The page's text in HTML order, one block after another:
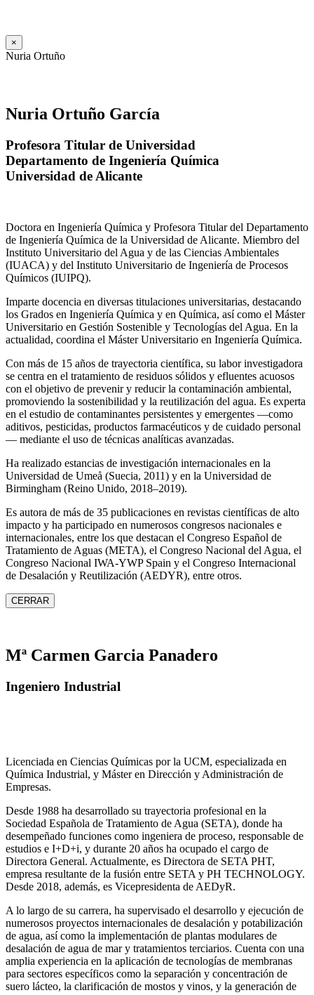
×
Nuria Ortuño
Nuria Ortuño García
Profesora Titular de Universidad
Departamento de Ingeniería Química
Universidad de Alicante
Doctora en Ingeniería Química y Profesora Titular del Departamento
de Ingeniería Química de la Universidad de Alicante. Miembro del
Instituto Universitario del Agua y de las Ciencias Ambientales
(IUACA) y del Instituto Universitario de Ingeniería de Procesos
Químicos (IUIPQ).
Imparte docencia en diversas titulaciones universitarias, destacando
los Grados en Ingeniería Química y en Química, así como el Máster
Universitario en Gestión Sostenible y Tecnologías del Agua. En la
actualidad, coordina el Máster Universitario en Ingeniería Química.
Con más de 15 años de trayectoria científica, su labor investigadora
se centra en el tratamiento de residuos sólidos y efluentes acuosos
con el objetivo de prevenir y reducir la contaminación ambiental,
promoviendo la sostenibilidad y la reutilización del agua. Es experta
en el estudio de contaminantes persistentes y emergentes —como
aditivos, pesticidas, productos farmacéuticos y de cuidado personal
— mediante el uso de técnicas analíticas avanzadas.
Ha realizado estancias de investigación internacionales en la
Universidad de Umeå (Suecia, 2011) y en la Universidad de
Birmingham (Reino Unido, 2018–2019).
Es autora de más de 35 publicaciones en revistas científicas de alto
impacto y ha participado en numerosos congresos nacionales e
internacionales, entre los que destacan el Congreso Español de
Tratamiento de Aguas (META), el Congreso Nacional del Agua, el
Congreso Nacional IWA‑YWP Spain y el Congreso Internacional
de Desalación y Reutilización (AEDYR), entre otros.
CERRAR
Mª Carmen Garcia Panadero
Ingeniero Industrial
Licenciada en Ciencias Químicas por la UCM, especializada en
Química Industrial, y Máster en Dirección y Administración de
Empresas.
Desde 1988 ha desarrollado su trayectoria profesional en la
Sociedad Española de Tratamiento de Agua (SETA), donde ha
desempeñado funciones como ingeniera de proceso, responsable de
estudios e I+D+i, y durante 20 años ha ocupado el cargo de
Directora General. Actualmente, es Directora de SETA PHT,
empresa resultante de la fusión entre SETA y PH TECHNOLOGY.
Desde 2018, además, es Vicepresidenta de AEDyR.
A lo largo de su carrera, ha supervisado el desarrollo y ejecución de
numerosos proyectos internacionales de desalación y potabilización
de agua, así como la implementación de plantas modulares de
desalación de agua de mar y tratamientos terciarios. Cuenta con una
amplia experiencia en la aplicación de tecnologías de membranas
para sectores específicos como la separación y concentración de
suero lácteo, la clarificación de mostos y vinos, y la generación de